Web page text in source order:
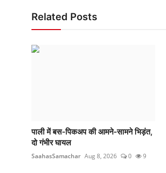
Related Posts
पाली में बस-पिकअप की आमने-सामने भिड़ंत,
दो गंभीर घायल
SaahasSamachar Aug 8, 2026 0 9